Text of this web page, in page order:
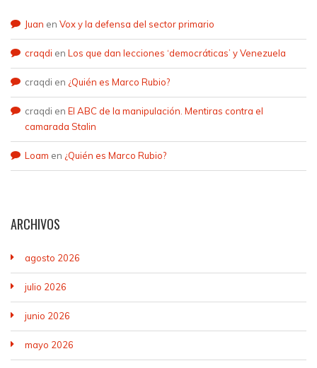
Juan en Vox y la defensa del sector primario
craqdi en Los que dan lecciones ‘democráticas’ y Venezuela
craqdi en ¿Quién es Marco Rubio?
craqdi en El ABC de la manipulación. Mentiras contra el
camarada Stalin
Loam en ¿Quién es Marco Rubio?
ARCHIVOS
agosto 2026
julio 2026
junio 2026
mayo 2026